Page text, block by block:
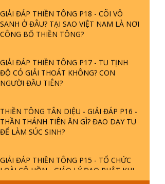
GIẢI ĐÁP THIỀN TÔNG P18 - CÕI VÔ
SANH Ở ĐÂU? TẠI SAO VIỆT NAM LÀ NƠI
CÔNG BỐ THIỀN TÔNG?
GIẢI ĐÁP THIỀN TÔNG P17 - TU TỊNH
ĐỘ CÓ GIẢI THOÁT KHÔNG? CON
NGƯỜI ĐẦU TIÊN?
THIỀN TÔNG TÂN DIỆU - GIẢI ĐÁP P16 -
THẦN THÁNH TIÊN ĂN GÌ? ĐẠO DẠY TU
ĐỂ LÀM SÚC SINH?
GIẢI ĐÁP THIỀN TÔNG P15 - TỔ CHỨC
LOÀI CÔ HỒN - GIÁO LÝ ĐẠO PHẬT KHI